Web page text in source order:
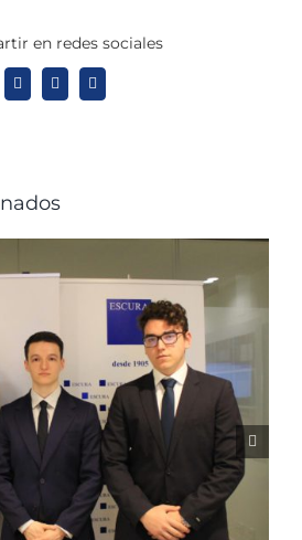
en redes sociales
X LinkedInWhatsApp